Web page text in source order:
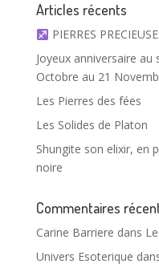
Articles récents
PIERRES
Joyeux anniversaire au
Octobre au 21
Les Pierres des fées
Les Solides de Platon
Shungite son elixir, en
noire
Commentaires
Carine Barriere dans
Univers Esoterique